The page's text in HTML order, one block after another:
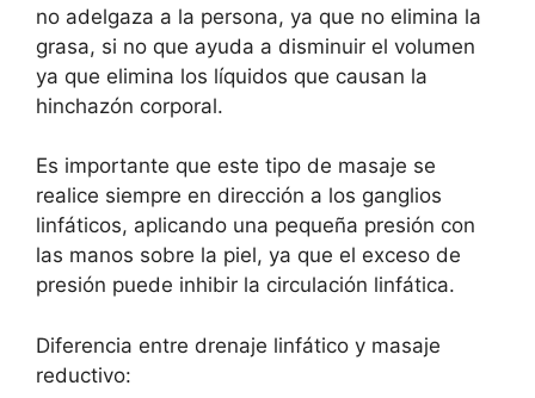
no adelgaza a la persona, ya que no elimina la
grasa, si no que ayuda a disminuir el volumen
ya que elimina los líquidos que causan la
hinchazón corporal.
Es importante que este tipo de masaje se
realice siempre en dirección a los ganglios
linfáticos, aplicando una pequeña presión con
las manos sobre la piel, ya que el exceso de
presión puede inhibir la circulación linfática.
Diferencia entre drenaje linfático y masaje
reductivo: